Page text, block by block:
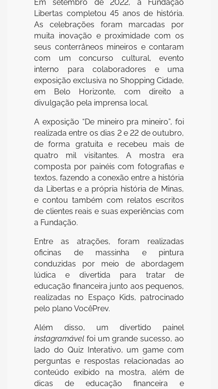
Em setembro de 2022, a Fundação
Libertas completou 45 anos de história.
As celebrações foram marcadas por
muita inovação e proximidade com os
seus conterrâneos mineiros e contaram
com um concurso cultural, evento
interno para colaboradores e uma
exposição exclusiva no Shopping Cidade,
em Belo Horizonte, com direito a
divulgação pela imprensa local.
A exposição “De mineiro pra mineiro”, foi
realizada entre os dias 2 e 22 de outubro,
de forma gratuita e recebeu mais de
quatro mil visitantes. A mostra era
composta por painéis com fotografias e
textos, fazendo a conexão entre a história
da Libertas e a própria história de Minas,
e contou também com relatos escritos
de clientes reais e suas experiências com
a Fundação.
Entre as atrações, foram realizadas
oficinas de massinha e pintura
conduzidas por meio de abordagem
lúdica e divertida para tratar de
educação financeira junto aos pequenos,
realizadas no Espaço Kids, patrocinado
pelo plano VocêPrev.
Além disso, um divertido painel
instagramável foi um grande sucesso, ao
lado do Quiz Interativo, um game com
perguntas e respostas relacionadas ao
conteúdo exibido na mostra, além de
dicas de educação financeira e